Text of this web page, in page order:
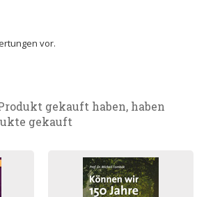
vor.
gekauft haben, haben
gekauft